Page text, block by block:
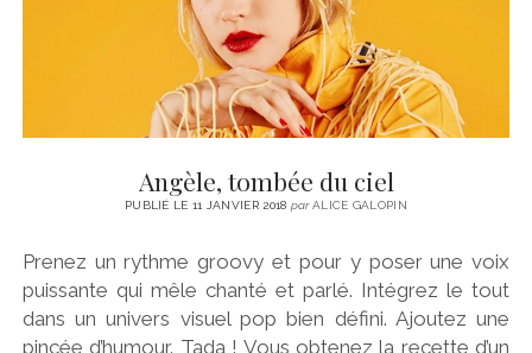
Angèle, tombée du ciel
PUBLIÉ LE 11 JANVIER 2018 parALICE GALOPIN
Prenez un rythme groovy et pour y poser une voix
puissante qui mêle chanté et parlé. Intégrez le tout
dans un univers visuel pop bien défini. Ajoutez une
pincée d’humour. Tada ! Vous obtenez la recette d’un